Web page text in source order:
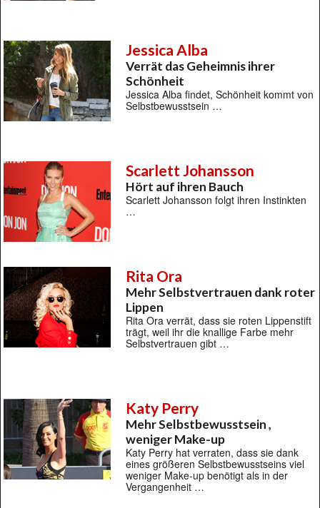
Jessica Alba
Verrät das Geheimnis ihrer
Schönheit
Jessica Alba findet, Schönheit kommt von
Selbstbewusstsein …
Scarlett Johansson
Hört auf ihren Bauch
Scarlett Johansson folgt ihren Instinkten
…
Rita Ora
Mehr Selbstvertrauen dank roter
Lippen
Rita Ora verrät, dass sie roten Lippenstift
trägt, weil ihr die knallige Farbe mehr
Selbstvertrauen gibt …
Katy Perry
Mehr Selbstbewusstsein ,
weniger Make-up
Katy Perry hat verraten, dass sie dank
eines größeren Selbstbewusstseins viel
weniger Make-up benötigt als in der
Vergangenheit …